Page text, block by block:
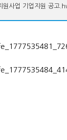
원사업 기업지원 공고